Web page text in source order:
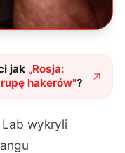
jak „Rosja:
hakerów"?
Lab wykryli